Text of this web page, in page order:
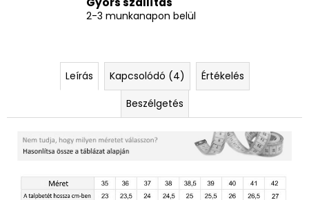
2-3 munkanapon belül
Leírás Kapcsolódó (4)
Értékelés
Beszélgetés